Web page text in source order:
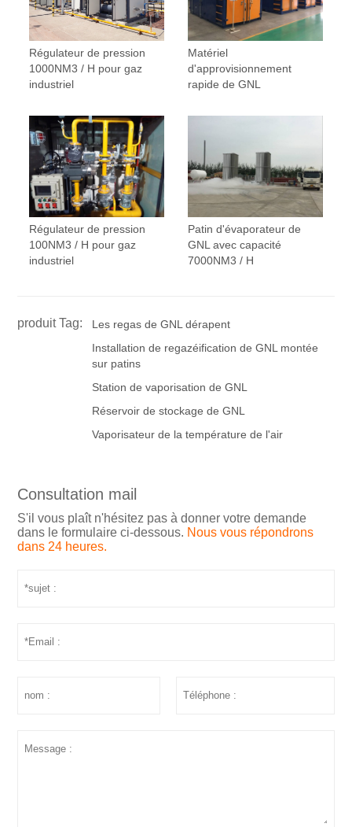
Régulateur de pression
1000NM3 / H pour gaz
industriel
Matériel
d'approvisionnement
rapide de GNL
Régulateur de pression
100NM3 / H pour gaz
industriel
Patin d'évaporateur de
GNL avec capacité
7000NM3 / H
produit Tag:
Les regas de GNL dérapent
Installation de regazéification de GNL montée
sur patins
Station de vaporisation de GNL
Réservoir de stockage de GNL
Vaporisateur de la température de l'air
Consultation mail
S'il vous plaît n'hésitez pas à donner votre demande
dans le formulaire ci-dessous. Nous vous répondrons
dans 24 heures.